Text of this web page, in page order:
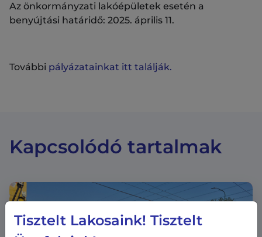
Az önkormányzati lakóépületek esetén a
benyújtási határidő: 2025. április 11.
További pályázatainkat itt találják.
Kapcsolódó tartalmak
Tisztelt Lakosaink! Tisztelt